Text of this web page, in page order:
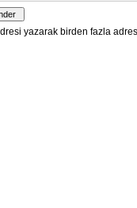
yazarak birden fazla